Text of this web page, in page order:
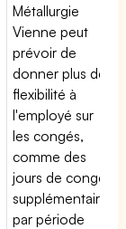
Métallurgie
Vienne peut
prévoir de
donner plus de
flexibilité à
l'employé sur
les congés,
comme des
jours de congé
supplémentaires
par période